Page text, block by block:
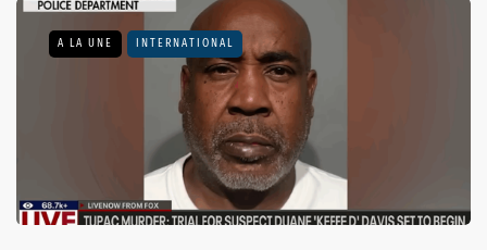
A LA UNE INTERNATIONAL